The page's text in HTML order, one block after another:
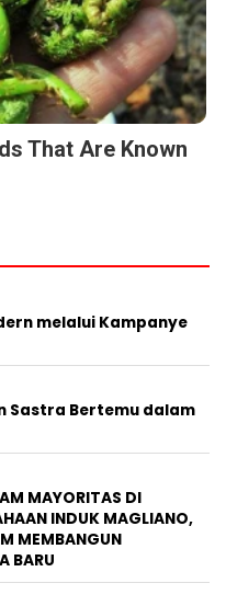
That Are Known
melalui Kampanye
Sastra Bertemu dalam
MAYORITAS DI
INDUK MAGLIANO,
MEMBANGUN
BARU